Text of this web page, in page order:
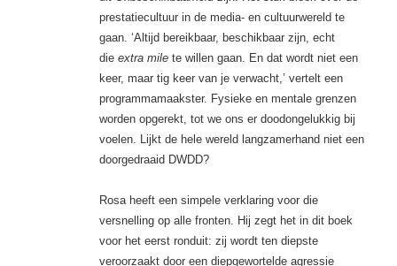
prestatiecultuur in de media- en cultuurwereld te
gaan. ‘Altijd bereikbaar, beschikbaar zijn, echt
die extra milete willen gaan. En dat wordt niet een
keer, maar tig keer van je verwacht,’ vertelt een
programmamaakster. Fysieke en mentale grenzen
worden opgerekt, tot we ons er doodongelukkig bij
voelen. Lijkt de hele wereld langzamerhand niet een
doorgedraaid DWDD?
Rosa heeft een simpele verklaring voor die
versnelling op alle fronten. Hij zegt het in dit boek
voor het eerst ronduit: zij wordt ten diepste
veroorzaakt door een diepgewortelde agressie